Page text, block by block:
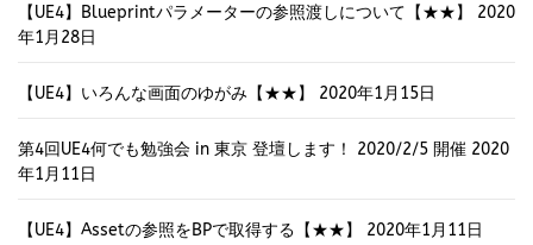
【UE4】Blueprintパラメーターの参照渡しについて【★★】
2020
年1月28日
【UE4】いろんな画面のゆがみ【★★】 2020年1月15日
第4回UE4何でも勉強会 in 東京 登壇します！ 2020/2/5 開催 2020
年1月11日
【UE4】Assetの参照をBPで取得する【★★】 2020年1月11日